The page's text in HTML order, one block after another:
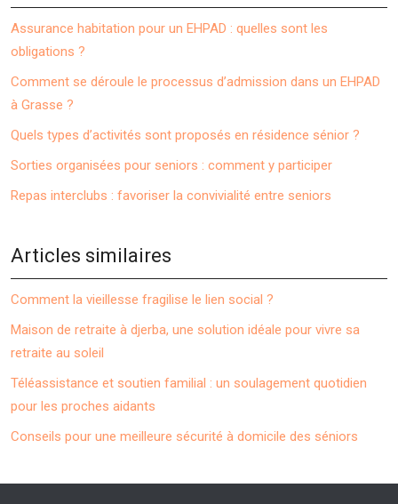
Assurance habitation pour un EHPAD : quelles sont les
obligations ?
Comment se déroule le processus d’admission dans un EHPAD
à Grasse ?
Quels types d’activités sont proposés en résidence sénior ?
Sorties organisées pour seniors : comment y participer
Repas interclubs : favoriser la convivialité entre seniors
Articles similaires
Comment la vieillesse fragilise le lien social ?
Maison de retraite à djerba, une solution idéale pour vivre sa
retraite au soleil
Téléassistance et soutien familial : un soulagement quotidien
pour les proches aidants
Conseils pour une meilleure sécurité à domicile des séniors